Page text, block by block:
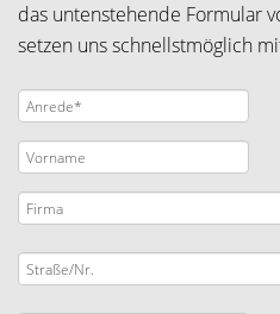
das untenstehende Formular
setzen uns schnellstmöglich